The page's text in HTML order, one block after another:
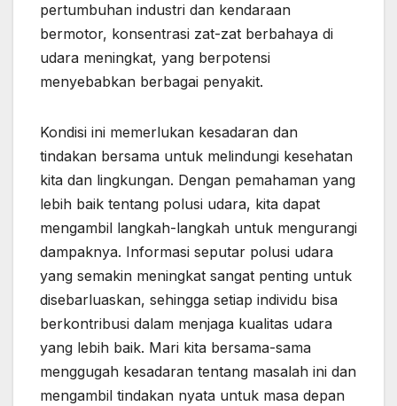
pertumbuhan industri dan kendaraan
bermotor, konsentrasi zat-zat berbahaya di
udara meningkat, yang berpotensi
menyebabkan berbagai penyakit.
Kondisi ini memerlukan kesadaran dan
tindakan bersama untuk melindungi kesehatan
kita dan lingkungan. Dengan pemahaman yang
lebih baik tentang polusi udara, kita dapat
mengambil langkah-langkah untuk mengurangi
dampaknya. Informasi seputar polusi udara
yang semakin meningkat sangat penting untuk
disebarluaskan, sehingga setiap individu bisa
berkontribusi dalam menjaga kualitas udara
yang lebih baik. Mari kita bersama-sama
menggugah kesadaran tentang masalah ini dan
mengambil tindakan nyata untuk masa depan